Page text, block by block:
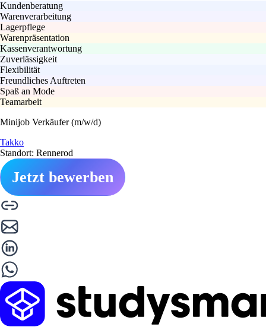
Kundenberatung
Warenverarbeitung
Lagerpflege
Warenpräsentation
Kassenverantwortung
Zuverlässigkeit
Flexibilität
Freundliches Auftreten
Spaß an Mode
Teamarbeit
Minijob Verkäufer (m/w/d)
Takko
Standort: Rennerod
Jetzt bewerben